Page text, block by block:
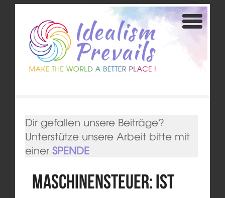
Dir gefallen unsere Beiträge?
Unterstütze unsere Arbeit bitte mit
einer SPENDE
Maschinensteuer: Ist